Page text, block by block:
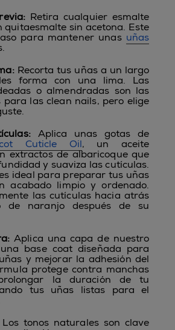
Retira cualquier esmalte
quitaesmalte sin acetona. Este
para mantener unas uñas
Recorta tus uñas a un largo
forma con una lima. Las
o almendradas son las
para las clean nails, pero elige
Aplica unas gotas de
Cuticle Oil, un aceite
extractos de albaricoque que
y suaviza las cutículas.
ideal para preparar tus uñas
acabado limpio y ordenado.
las cutículas hacia atrás
de naranjo después de su
Aplica una capa de nuestro
base coat diseñada para
y mejorar la adhesión del
protege contra manchas
la duración de tu
tus uñas listas para el
Los tonos naturales son clave